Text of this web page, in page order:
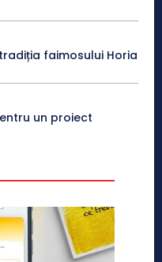
faimosului Horia
un proiect